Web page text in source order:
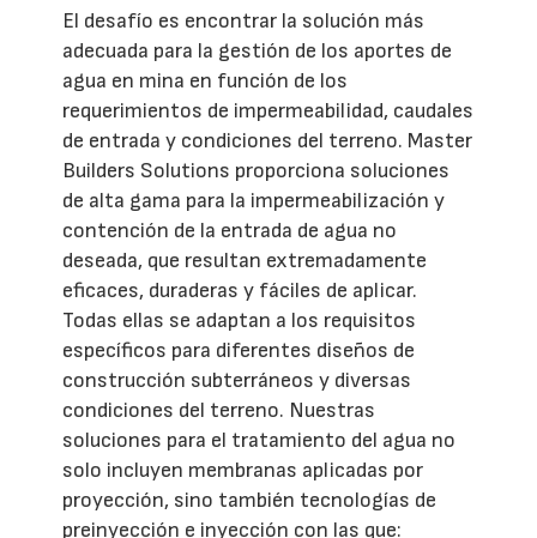
El desafío es encontrar la solución más
adecuada para la gestión de los aportes de
agua en mina en función de los
requerimientos de impermeabilidad, caudales
de entrada y condiciones del terreno. Master
Builders Solutions proporciona soluciones
de alta gama para la impermeabilización y
contención de la entrada de agua no
deseada, que resultan extremadamente
eficaces, duraderas y fáciles de aplicar.
Todas ellas se adaptan a los requisitos
específicos para diferentes diseños de
construcción subterráneos y diversas
condiciones del terreno. Nuestras
soluciones para el tratamiento del agua no
solo incluyen membranas aplicadas por
proyección, sino también tecnologías de
preinyección e inyección con las que: